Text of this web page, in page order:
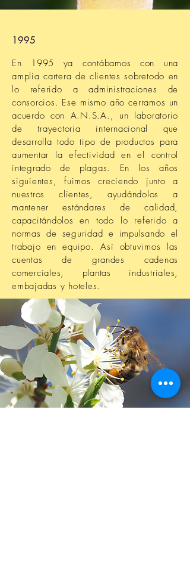
1995
En 1995 ya contábamos con una
amplia cartera de clientes sobretodo en
lo referido a administraciones de
consorcios. Ese mismo año cerramos un
acuerdo con A.N.S.A., un laboratorio
de trayectoria internacional que
desarrolla todo tipo de productos para
aumentar la efectividad en el control
integrado de plagas. En los años
siguientes, fuimos creciendo junto a
nuestros clientes, ayudándolos a
mantener estándares de calidad,
capacitándolos en todo lo referido a
normas de seguridad e impulsando el
trabajo en equipo. Así obtuvimos las
cuentas de grandes cadenas
comerciales, plantas industriales,
embajadas y hoteles.